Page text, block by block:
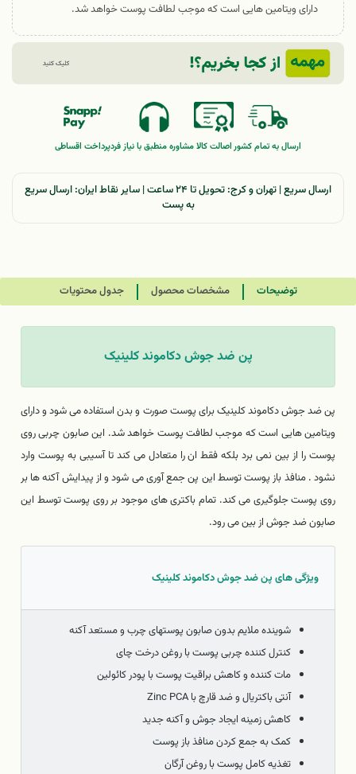
دارای ویتامین هایی است که موجب لطافت پوست خواهد شد.
ارسال به تمام کشوراصالت کالامشاوره منطبق با نیاز فردپرداخت اقساطی
ارسال سریع | تهران و کرج: تحویل تا ۲۴ ساعت | سایر نقاط ایران: ارسال سریع
به پست
توضیحات مشخصات محصول جدول محتویات
پن ضد جوش دکاموند کلینیک
پن ضد جوش دکاموند کلینیک برای پوست صورت و بدن استفاده می شود و دارای
ویتامین هایی است که موجب لطافت پوست خواهد شد. این صابون چربی روی
پوست را از بین نمی برد بلکه فقط ان را متعادل می کند تا آسیبی به پوست وارد
نشود . منافذ باز پوست توسط این پن جمع آوری می شود و از پیدایش آکنه ها بر
روی پوست جلوگیری می کند. تمام باکتری های موجود بر روی پوست توسط این
صابون ضد جوش از بین می رود.
ویژگی های پن ضد جوش دکاموند کلینیک
شوینده ملایم بدون صابون پوستهای چرب و مستعد آکنه
کنترل کننده چربی پوست با روغن درخت چای
مات کننده و کاهش براقیت پوست با پودر کائولین
آنتی باکتریال و ضد قارچ با Zinc PCA
کاهش زمینه ایجاد جوش و آکنه جدید
کمک به جمع کردن منافذ باز پوست
تغذیه کامل پوست با روغن آرگان